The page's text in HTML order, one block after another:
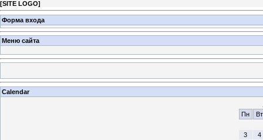
[SITE LOGO]
Форма входа
Меню сайта
Calendar
Пн
Вт
3
4